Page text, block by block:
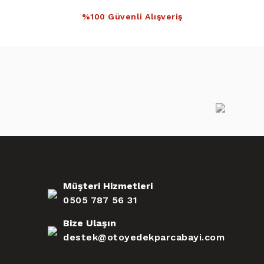
%100 Güvenli Alışveriş
Müşteri Hizmetleri
0505 787 56 31
Bize Ulaşın
destek@otoyedekparcabayi.com